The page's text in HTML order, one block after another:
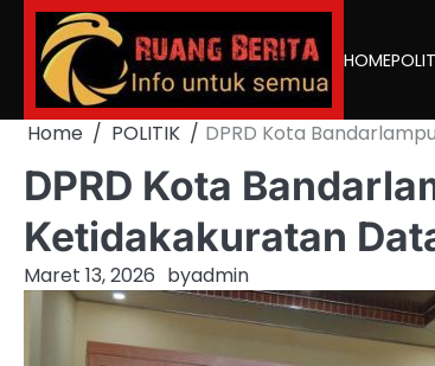
Skip
content
HOME
Home POLITIK DPRD Kota
DPRD Kota
Ketidakakuratan
Maret 13, 2026 byadmin